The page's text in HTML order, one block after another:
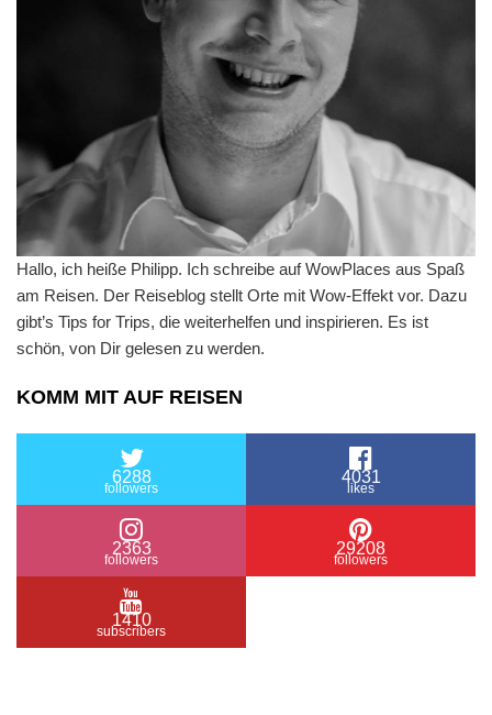
Hallo, ich heiße Philipp. Ich schreibe auf WowPlaces aus Spaß
am Reisen. Der Reiseblog stellt Orte mit Wow-Effekt vor. Dazu
gibt’s Tips for Trips, die weiterhelfen und inspirieren. Es ist
schön, von Dir gelesen zu werden.
KOMM MIT AUF REISEN
6288
followers
4031
likes
2363
followers
29208
followers
1410
subscribers